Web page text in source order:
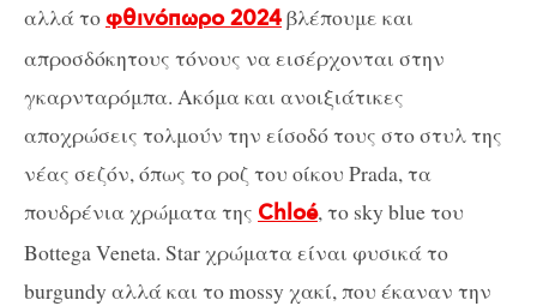
αλλά τοφθινόπωρο 2024βλέπουμε και
απροσδόκητους τόνους να εισέρχονται στην
γκαρνταρόμπα. Ακόμα και ανοιξιάτικες
αποχρώσεις τολμούν την είσοδό τους στο στυλ της
νέας σεζόν, όπως το ροζ του οίκου Prada, τα
πουδρένια χρώματα της Chloé, το sky blue του
Bottega Veneta. Star χρώματα είναι φυσικά το
burgundy αλλά και το mossy χακί, που έκαναν την